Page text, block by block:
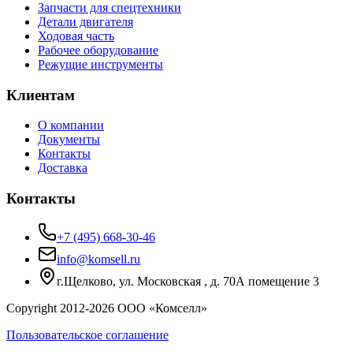
Запчасти для спецтехники
Детали двигателя
Ходовая часть
Рабочее оборудование
Режущие инструменты
Клиентам
О компании
Документы
Контакты
Доставка
Контакты
+7 (495) 668-30-46
info@komsell.ru
г.Щелково, ул. Московская , д. 70А помещение 3
Copyright 2012-2026 ООО «Комселл»
Пользовательское соглашение